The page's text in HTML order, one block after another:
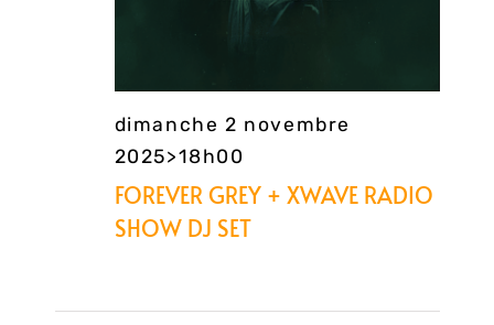
dimanche 2 novembre
2025>18h00
FOREVER GREY + XWAVE RADIO
SHOW DJ SET